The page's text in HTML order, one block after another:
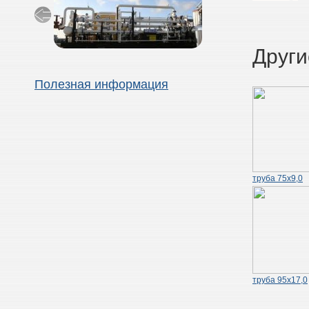
Полезная информация
труба 75х9,0
труба 95х17,0